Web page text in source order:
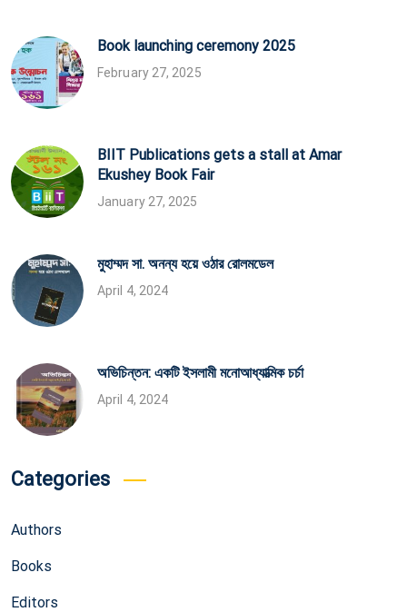
Book launching ceremony 2025
February 27, 2025
BIIT Publications gets a stall at Amar
Ekushey Book Fair
January 27, 2025
মুহাম্মদ সা. অনন্য হয়ে ওঠার রোলমডেল
April 4, 2024
অভিচিন্তন: একটি ইসলামী মনোআধ্যাত্মিক চর্চা
April 4, 2024
Categories
Authors
Books
Editors